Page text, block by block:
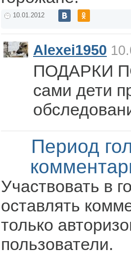
10.01.2012
Alexei1950
ПОДАРКИ
сами дети
Период
Участвовать в
оставлять
только
пользователи.